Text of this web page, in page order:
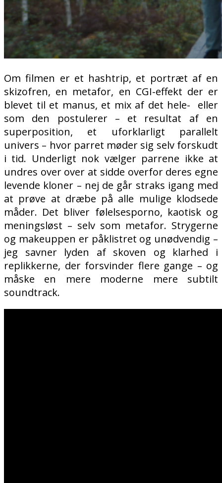
Om filmen er et hashtrip, et portræt af en
skizofren, en metafor, en CGI-effekt der er
blevet til et manus, et mix af det hele-
eller
som den postulerer – et resultat af en
superposition, et uforklarligt parallelt
univers – hvor parret møder sig selv forskudt
i tid. Underligt nok vælger parrene ikke at
undres over over at sidde overfor deres egne
levende kloner – nej de går straks igang med
at prøve at dræbe på alle mulige klodsede
måder. Det bliver følelsesporno, kaotisk og
meningsløst – selv som metafor. Strygerne
og makeuppen er påklistret og unødvendig –
jeg savner lyden af skoven og klarhed i
replikkerne, der forsvinder flere gange – og
måske en mere moderne mere subtilt
soundtrack.